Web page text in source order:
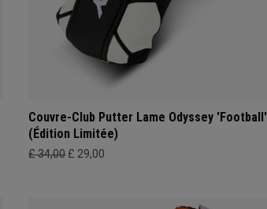
Couvre-Club Putter Lame Odyssey 'Football'
(Édition Limitée)
£ 34,00 £ 29,00